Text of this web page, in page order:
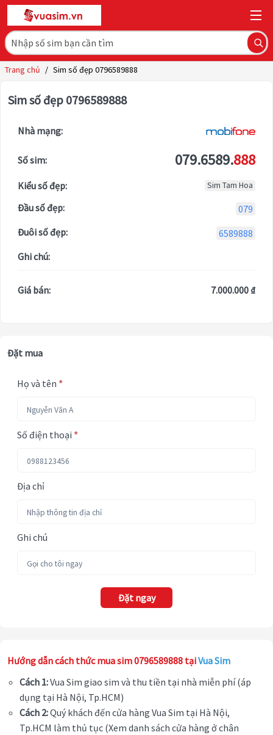
Trang chủ / Sim số đẹp 0796589888
Sim số đẹp 0796589888
Nhà mạng:
Số sim: 079.6589.888
Kiểu số đẹp: Sim Tam Hoa
Đầu số đẹp:
079
Đuôi số đẹp:
6589888
Ghi chú:
Giá bán: 7.000.000 ₫
Đặt mua
Họ và tên *
Số điện thoại *
Địa chỉ
Ghi chú
Đặt ngay
Hướng dẫn cách thức mua sim 0796589888 tạiVua Sim
Cách 1:Vua Sim giao sim và thu tiền tại nhà miễn phí (áp
dụng tại Hà Nội, Tp.HCM)
Cách 2:Quý khách đến cửa hàng Vua Sim tại Hà Nội,
Tp.HCM làm thủ tục (Xem danh sách cửa hàng ở chân